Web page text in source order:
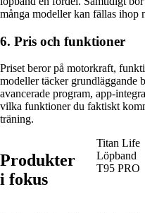
många modeller kan fällas ihop
6. Pris och funktioner
Priset beror på motorkraft,
modeller täcker grundläggande
avancerade program, app-
vilka funktioner du faktiskt
träning.
Produkter
i fokus
Titan Life
Löpband
T95 PRO